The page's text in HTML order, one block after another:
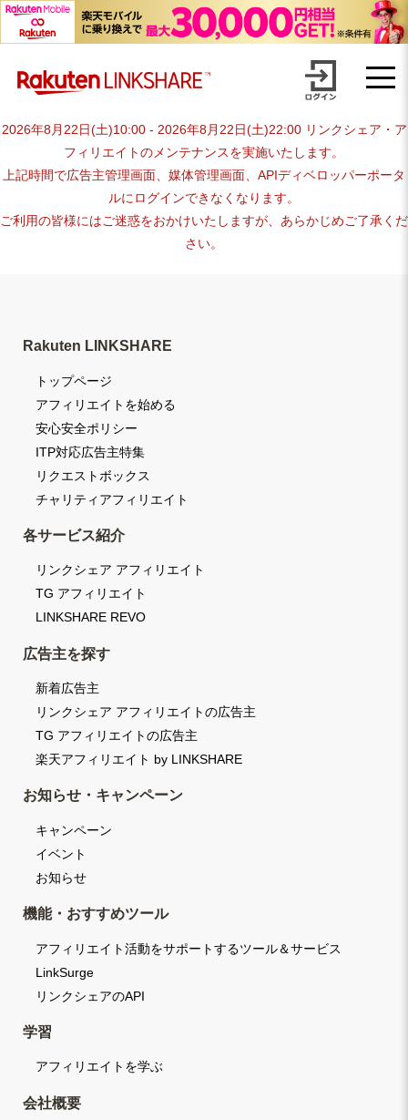
advertiser-html
2026年8月22日(土)10:00 - 2026年8月22日(土)22:00 リンクシェア・ア
フィリエイトのメンテナンスを実施いたします。
上記時間で広告主管理画面、媒体管理画面、APIディベロッパーポータ
ルにログインできなくなります。
ご利用の皆様にはご迷惑をおかけいたしますが、あらかじめご了承くだ
さい。
Rakuten LINKSHARE
トップページ
アフィリエイトを始める
安心安全ポリシー
ITP対応広告主特集
リクエストボックス
チャリティアフィリエイト
各サービス紹介
リンクシェア アフィリエイト
TG アフィリエイト
LINKSHARE REVO
広告主を探す
新着広告主
リンクシェア アフィリエイトの広告主
TG アフィリエイトの広告主
楽天アフィリエイト by LINKSHARE
お知らせ・キャンペーン
キャンペーン
イベント
お知らせ
機能・おすすめツール
アフィリエイト活動をサポートするツール＆サービス
LinkSurge
リンクシェアのAPI
学習
アフィリエイトを学ぶ
会社概要